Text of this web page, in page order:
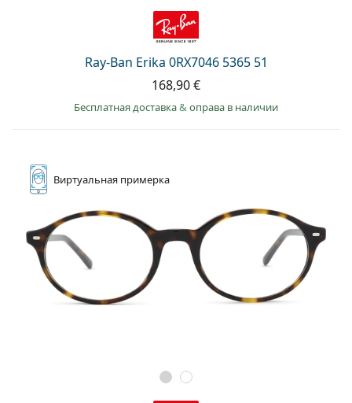
Ray-Ban Erika 0RX7046 5365 51
168,90 €
Бесплатная доставка& оправа в наличии
Виртуальная примерка